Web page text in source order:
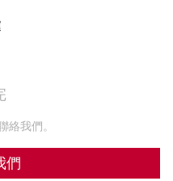
絡我們。
們